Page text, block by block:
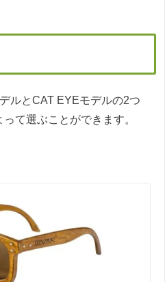
ルとCAT EYEモデルの2つ
て選ぶことができます。